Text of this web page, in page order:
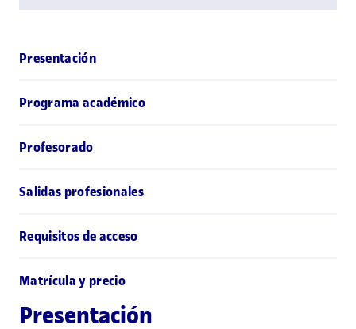
Presentación
Programa académico
Profesorado
Salidas profesionales
Requisitos de acceso
Matrícula y precio
Presentación